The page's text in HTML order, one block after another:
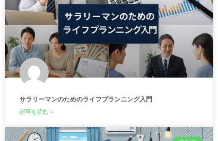
サラリーマンのためのライフプランニング入門
記事を読む »